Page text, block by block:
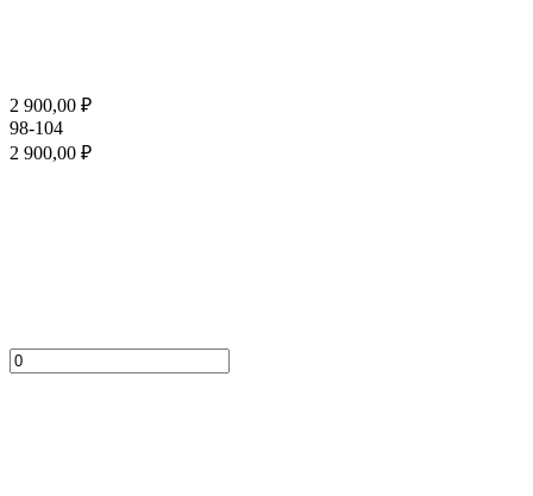
2 900,00 ₽
98-104
2 900,00 ₽